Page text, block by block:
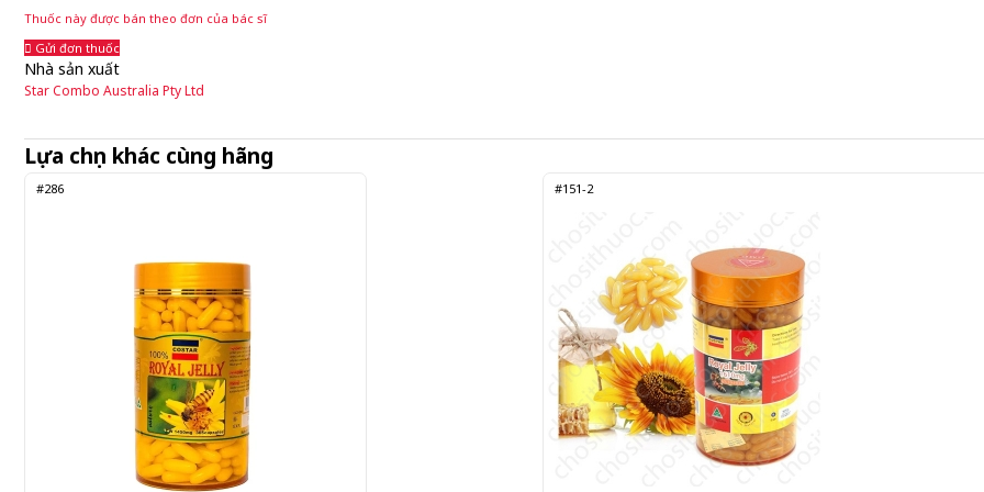
Thuốc này được bán theo đơn của bác sĩ
Gửi đơn thuốc
Nhà sản xuất
Star Combo Australia Pty Ltd
Lựa chọn khác cùng hãng
#286 #151-2